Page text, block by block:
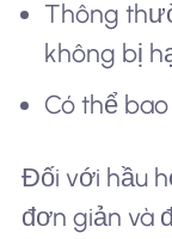
Thông
không bị
Có thể
Đối với hầu
đơn giản và